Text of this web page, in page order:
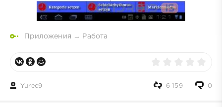
Приложения → Работа
Yurec9 0
6 159